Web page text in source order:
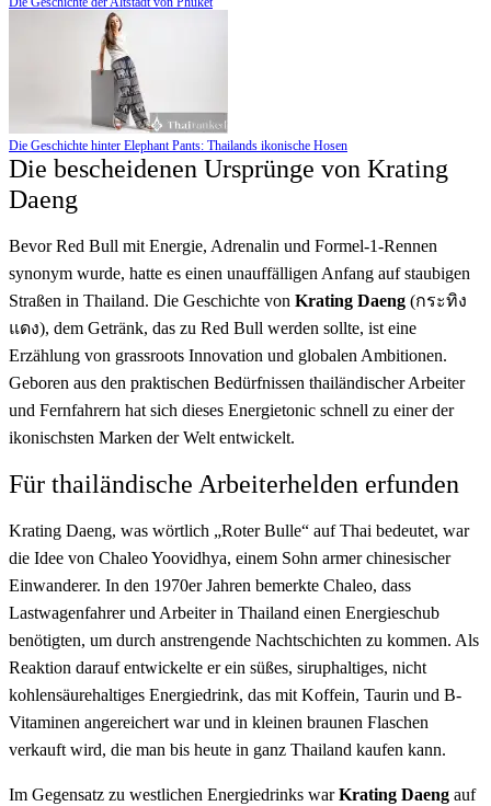
Die Geschichte hinter Elephant Pants: Thailands ikonische Hosen
Die bescheidenen Ursprünge von Krating
Daeng
Bevor Red Bull mit Energie, Adrenalin und Formel-1-Rennen
synonym wurde, hatte es einen unauffälligen Anfang auf staubigen
Straßen in Thailand. Die Geschichte von Krating Daeng (กระทิง
แดง), dem Getränk, das zu Red Bull werden sollte, ist eine
Erzählung von grassroots Innovation und globalen Ambitionen.
Geboren aus den praktischen Bedürfnissen thailändischer Arbeiter
und Fernfahrern hat sich dieses Energietonic schnell zu einer der
ikonischsten Marken der Welt entwickelt.
Für thailändische Arbeiterhelden erfunden
Krating Daeng, was wörtlich „Roter Bulle“ auf Thai bedeutet, war
die Idee von Chaleo Yoovidhya, einem Sohn armer chinesischer
Einwanderer. In den 1970er Jahren bemerkte Chaleo, dass
Lastwagenfahrer und Arbeiter in Thailand einen Energieschub
benötigten, um durch anstrengende Nachtschichten zu kommen. Als
Reaktion darauf entwickelte er ein süßes, siruphaltiges, nicht
kohlensäurehaltiges Energiedrink, das mit Koffein, Taurin und B-
Vitaminen angereichert war und in kleinen braunen Flaschen
verkauft wird, die man bis heute in ganz Thailand kaufen kann.
Im Gegensatz zu westlichen Energiedrinks warKrating Daeng auf